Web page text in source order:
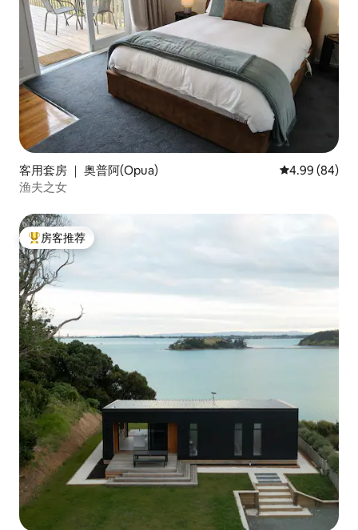
客用套房 ｜ 奥普阿(Opua) 平均评分 4.99
4.99 (84)
渔夫之女
热门「房客推荐」
房客推荐